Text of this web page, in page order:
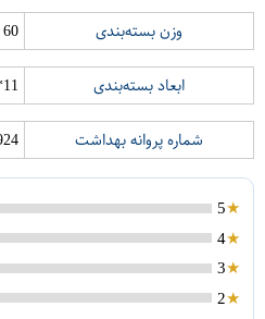
وزن بسته‌بندی 60 گرم
ابعاد بسته‌بندی 11*7*11 سانتی‌متر
شماره پروانه بهداشت
5
4
3
2